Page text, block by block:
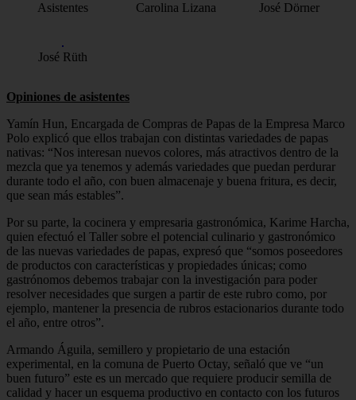
Asistentes Carolina Lizana José Dörner
José Rüth
Opiniones de asistentes
Yamín Hun, Encargada de Compras de Papas de la Empresa Marco
Polo explicó que ellos trabajan con distintas variedades de papas
nativas: “Nos interesan nuevos colores, más atractivos dentro de la
mezcla que ya tenemos y además variedades que puedan perdurar
durante todo el año, con buen almacenaje y buena fritura, es decir,
que sean más estables”.
Por su parte, la cocinera y empresaria gastronómica, Karime Harcha,
quien efectuó el Taller sobre el potencial culinario y gastronómico
de las nuevas variedades de papas, expresó que “somos poseedores
de productos con características y propiedades únicas; como
gastrónomos debemos trabajar con la investigación para poder
resolver necesidades que surgen a partir de este rubro como, por
ejemplo, mantener la presencia de rubros estacionarios durante todo
el año, entre otros”.
Armando Águila, semillero y propietario de una estación
experimental, en la comuna de Puerto Octay, señaló que ve “un
buen futuro” este es un mercado que requiere producir semilla de
calidad y hacer un esquema productivo en contacto con los futuros